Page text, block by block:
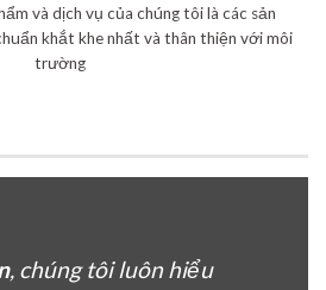
và dịch vụ của chúng tôi là các sản
khắt khe nhất và thân thiện với môi
trường
, chúng tôi luôn hiểu